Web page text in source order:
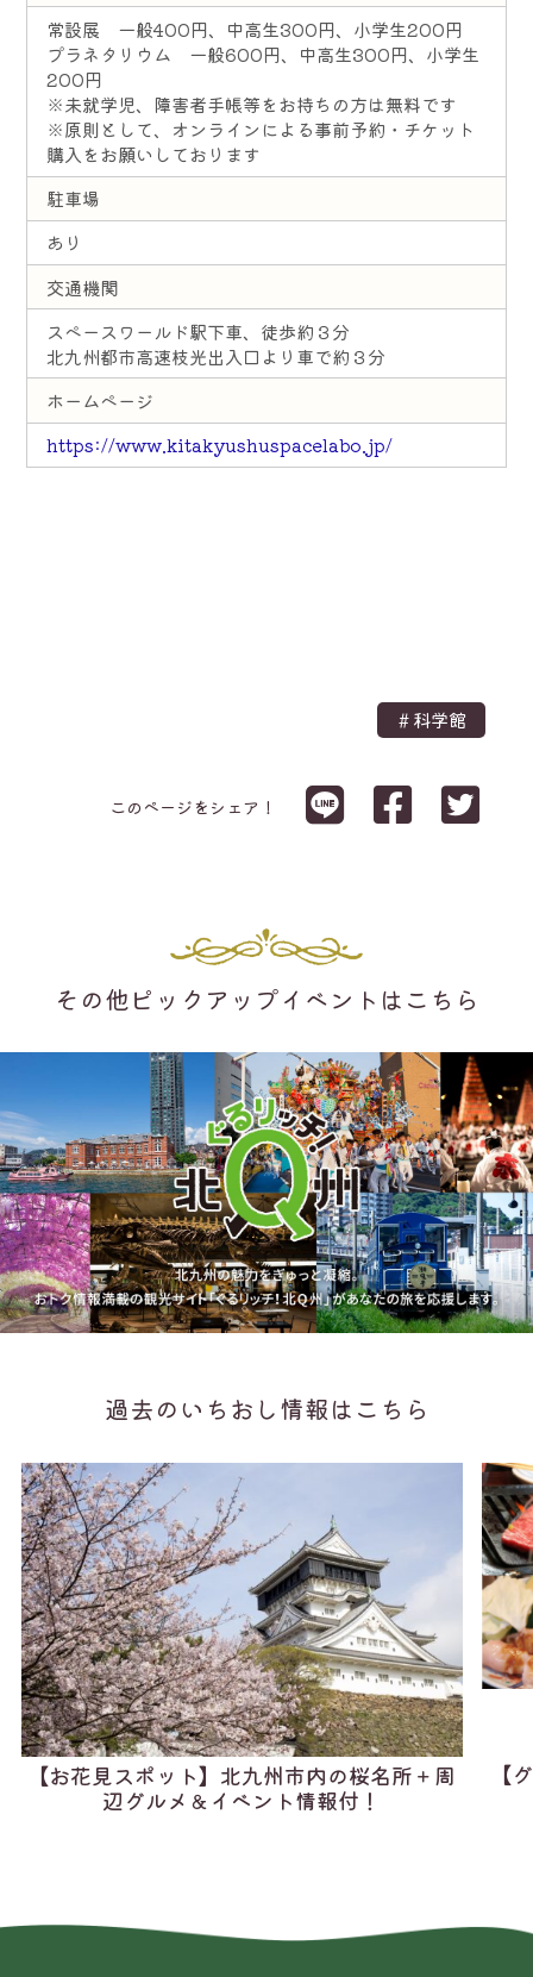
常設展 一般400円、中高生300円、小学生200円
プラネタリウム 一般600円、中高生300円、小学生
200円
※未就学児、障害者手帳等をお持ちの方は無料です
※原則として、オンラインによる事前予約・チケット
購入をお願いしております
駐車場
あり
交通機関
スペースワールド駅下車、徒歩約３分
北九州都市高速枝光出入口より車で約３分
ホームページ
https://www.kitakyushuspacelabo.jp/
＃科学館
このページをシェア！
その他ピックアップイベントはこちら
過去のいちおし情報はこちら
【お花見スポット】北九州市内の桜名所＋周
辺グルメ＆イベント情報付！
【